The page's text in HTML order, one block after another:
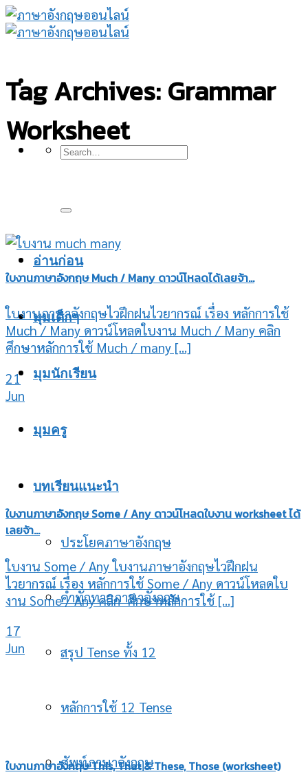
Skip
to
อ่านก่อน
มุมเด็กๆ
มุมนักเรียน
มุมครู
บทเรียนแนะนำ
ประโยคภาษาอังกฤษ
คำทักทายภาษาอังกฤษ
สรุป Tense ทั้ง 12
หลักการใช้ 12 Tense
ศัพท์ภาษาอังกฤษ
Tag Archives:Grammar
Worksheet
ใบงานภาษาอังกฤษ Much / Many ดาวน์โหลดได้เลยจ้า…
ใบงานภาษาอังกฤษไวฝึกฝนไวยากรณ์ เรื่อง หลักการใช้
Much / Many ดาวน์โหลดใบงาน Much / Many คลิก
ศึกษาหลักการใช้ Much / many [...]
21
Jun
ใบงานภาษาอังกฤษ Some / Any ดาวน์โหลดใบงาน worksheet ได้
เลยจ้า…
ใบงาน Some / Any ใบงานภาษาอังกฤษไวฝึกฝน
ไวยากรณ์ เรื่อง หลักการใช้ Some / Any ดาวน์โหลดใบ
งาน Some / Any คลิก ศึกษาหลักการใช้ [...]
17
Jun
ใบงานภาษาอังกฤษ This, That & These, Those (worksheet)